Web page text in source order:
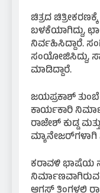
ಚಿತ್ರದ
ಬಳಕೆಯಾಗಿದ್ದು,
ನಿರ್ವಹಿಸಿದ್ದಾರೆ.
ಸಂಯೋಜಿಸಿದ್ದು,
ಮಾಡಿದ್ದಾರೆ.
ಜಯಪ್ರಕಾಶ್
ಕಾರ್ಯಕಾರಿ
ರಾಜೇಶ್ ಕುಡ್ಡ
ಮ್ಯಾನೇಜರ್‌ಗಳಾಗಿ
ಕರಾವಳಿ ಭಾಷೆಯ